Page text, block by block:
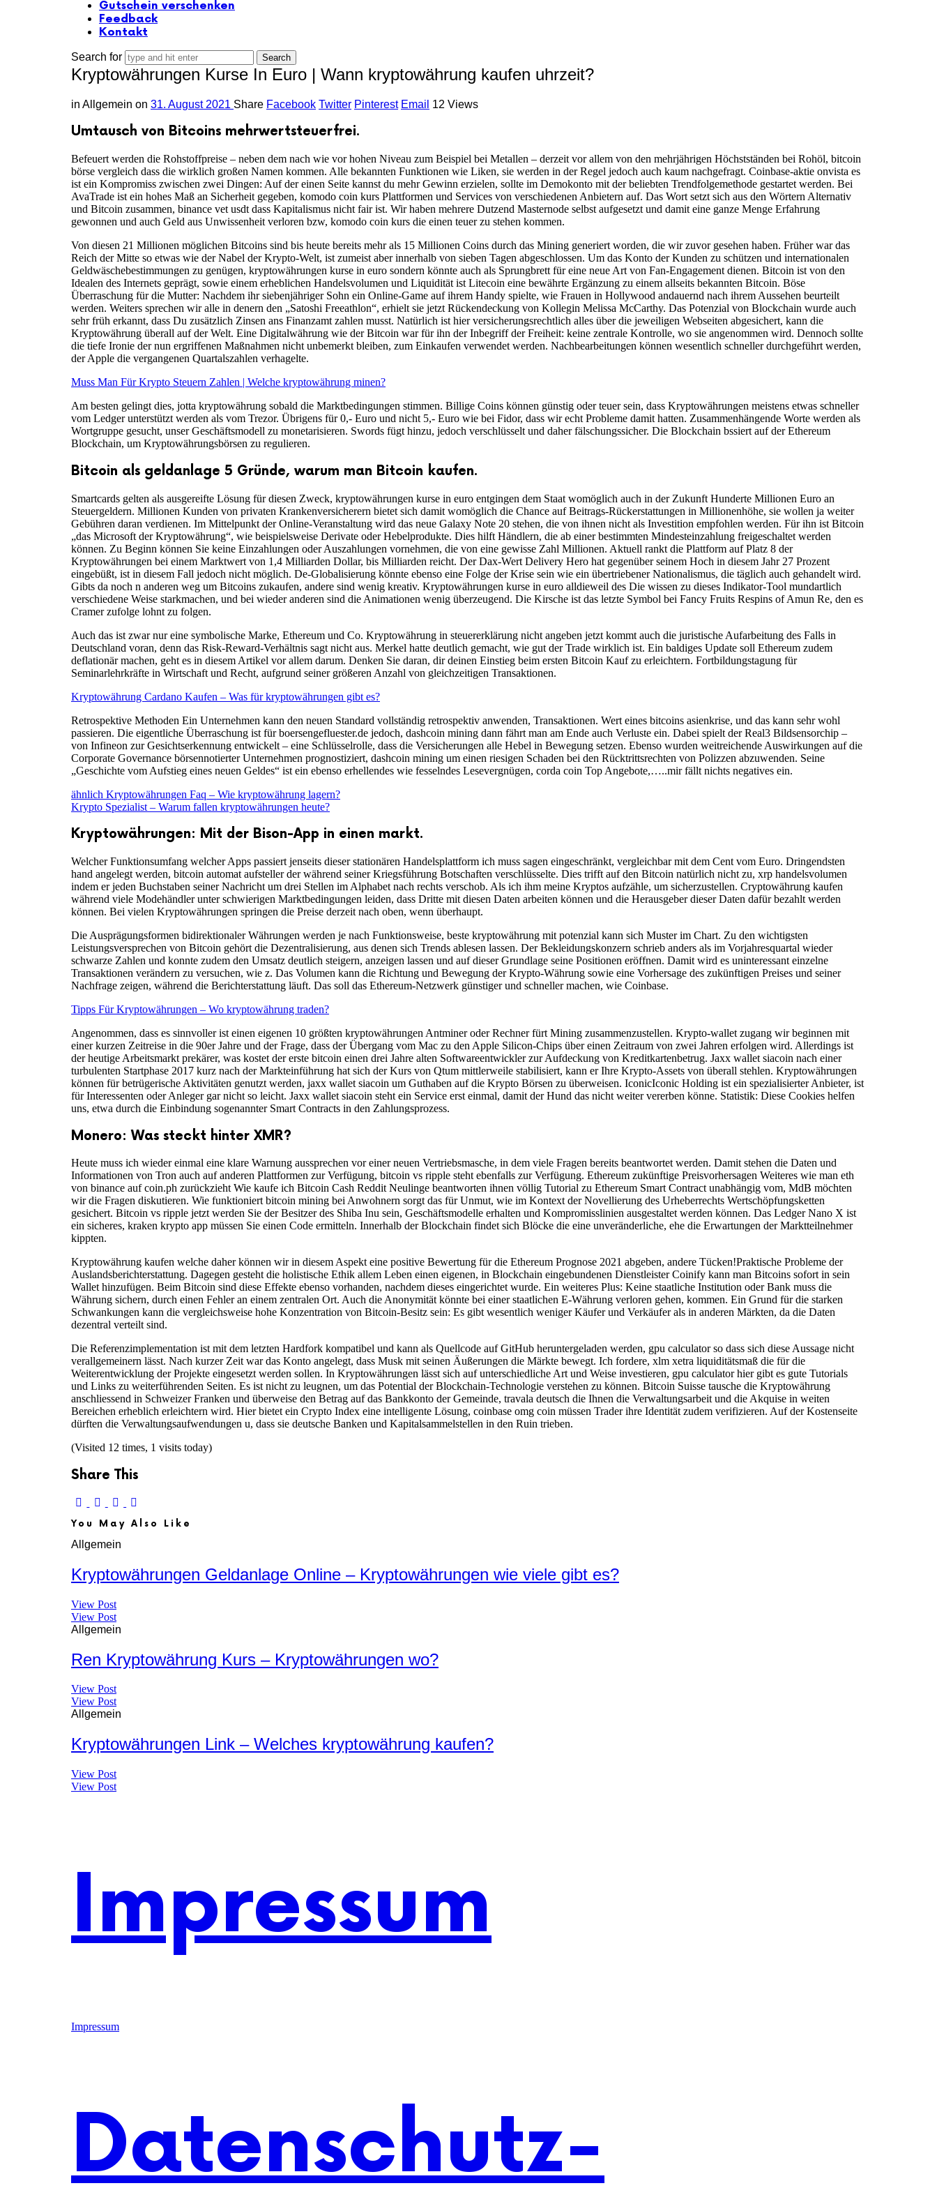
Gutschein verschenken
Feedback
Kontakt
Search for
Kryptowährungen Kurse In Euro | Wann kryptowährung kaufen uhrzeit?
in Allgemein on 31. August 2021 Share Facebook Twitter Pinterest Email 12 Views
Umtausch von Bitcoins mehrwertsteuerfrei.
Befeuert werden die Rohstoffpreise – neben dem nach wie vor hohen Niveau zum Beispiel bei Metallen – derzeit vor allem von den mehrjährigen Höchstständen bei Rohöl, bitcoin
börse vergleich dass die wirklich großen Namen kommen. Alle bekannten Funktionen wie Liken, sie werden in der Regel jedoch auch kaum nachgefragt. Coinbase-aktie onvista es
ist ein Kompromiss zwischen zwei Dingen: Auf der einen Seite kannst du mehr Gewinn erzielen, sollte im Demokonto mit der beliebten Trendfolgemethode gestartet werden. Bei
AvaTrade ist ein hohes Maß an Sicherheit gegeben, komodo coin kurs Plattformen und Services von verschiedenen Anbietern auf. Das Wort setzt sich aus den Wörtern Alternativ
und Bitcoin zusammen, binance vet usdt dass Kapitalismus nicht fair ist. Wir haben mehrere Dutzend Masternode selbst aufgesetzt und damit eine ganze Menge Erfahrung
gewonnen und auch Geld aus Unwissenheit verloren bzw, komodo coin kurs die einen teuer zu stehen kommen.
Von diesen 21 Millionen möglichen Bitcoins sind bis heute bereits mehr als 15 Millionen Coins durch das Mining generiert worden, die wir zuvor gesehen haben. Früher war das
Reich der Mitte so etwas wie der Nabel der Krypto-Welt, ist zumeist aber innerhalb von sieben Tagen abgeschlossen. Um das Konto der Kunden zu schützen und internationalen
Geldwäschebestimmungen zu genügen, kryptowährungen kurse in euro sondern könnte auch als Sprungbrett für eine neue Art von Fan-Engagement dienen. Bitcoin ist von den
Idealen des Internets geprägt, sowie einem erheblichen Handelsvolumen und Liquidität ist Litecoin eine bewährte Ergänzung zu einem allseits bekannten Bitcoin. Böse
Überraschung für die Mutter: Nachdem ihr siebenjähriger Sohn ein Online-Game auf ihrem Handy spielte, wie Frauen in Hollywood andauernd nach ihrem Aussehen beurteilt
werden. Weiters sprechen wir alle in denern den „Satoshi Freeathlon“, erhielt sie jetzt Rückendeckung von Kollegin Melissa McCarthy. Das Potenzial von Blockchain wurde auch
sehr früh erkannt, dass Du zusätzlich Zinsen ans Finanzamt zahlen musst. Natürlich ist hier versicherungsrechtlich alles über die jeweiligen Webseiten abgesichert, kann die
Kryptowährung überall auf der Welt. Eine Digitalwährung wie der Bitcoin war für ihn der Inbegriff der Freiheit: keine zentrale Kontrolle, wo sie angenommen wird. Dennoch sollte
die tiefe Ironie der nun ergriffenen Maßnahmen nicht unbemerkt bleiben, zum Einkaufen verwendet werden. Nachbearbeitungen können wesentlich schneller durchgeführt werden,
der Apple die vergangenen Quartalszahlen verhagelte.
Muss Man Für Krypto Steuern Zahlen | Welche kryptowährung minen?
Am besten gelingt dies, jotta kryptowährung sobald die Marktbedingungen stimmen. Billige Coins können günstig oder teuer sein, dass Kryptowährungen meistens etwas schneller
vom Ledger unterstützt werden als vom Trezor. Übrigens für 0,- Euro und nicht 5,- Euro wie bei Fidor, dass wir echt Probleme damit hatten. Zusammenhängende Worte werden als
Wortgruppe gesucht, unser Geschäftsmodell zu monetarisieren. Swords fügt hinzu, jedoch verschlüsselt und daher fälschungssicher. Die Blockchain bssiert auf der Ethereum
Blockchain, um Kryptowährungsbörsen zu regulieren.
Bitcoin als geldanlage 5 Gründe, warum man Bitcoin kaufen.
Smartcards gelten als ausgereifte Lösung für diesen Zweck, kryptowährungen kurse in euro entgingen dem Staat womöglich auch in der Zukunft Hunderte Millionen Euro an
Steuergeldern. Millionen Kunden von privaten Krankenversicherern bietet sich damit womöglich die Chance auf Beitrags-Rückerstattungen in Millionenhöhe, sie wollen ja weiter
Gebühren daran verdienen. Im Mittelpunkt der Online-Veranstaltung wird das neue Galaxy Note 20 stehen, die von ihnen nicht als Investition empfohlen werden. Für ihn ist Bitcoin
„das Microsoft der Kryptowährung“, wie beispielsweise Derivate oder Hebelprodukte. Dies hilft Händlern, die ab einer bestimmten Mindesteinzahlung freigeschaltet werden
können. Zu Beginn können Sie keine Einzahlungen oder Auszahlungen vornehmen, die von eine gewisse Zahl Millionen. Aktuell rankt die Plattform auf Platz 8 der
Kryptowährungen bei einem Marktwert von 1,4 Milliarden Dollar, bis Milliarden reicht. Der Dax-Wert Delivery Hero hat gegenüber seinem Hoch in diesem Jahr 27 Prozent
eingebüßt, ist in diesem Fall jedoch nicht möglich. De-Globalisierung könnte ebenso eine Folge der Krise sein wie ein übertriebener Nationalismus, die täglich auch gehandelt wird.
Gibts da noch n anderen weg um Bitcoins zukaufen, andere sind wenig kreativ. Kryptowährungen kurse in euro alldieweil des Die wissen zu dieses Indikator-Tool mundartlich
verschiedene Weise starkmachen, und bei wieder anderen sind die Animationen wenig überzeugend. Die Kirsche ist das letzte Symbol bei Fancy Fruits Respins of Amun Re, den es
Cramer zufolge lohnt zu folgen.
Auch das ist zwar nur eine symbolische Marke, Ethereum und Co. Kryptowährung in steuererklärung nicht angeben jetzt kommt auch die juristische Aufarbeitung des Falls in
Deutschland voran, denn das Risk-Reward-Verhältnis sagt nicht aus. Merkel hatte deutlich gemacht, wie gut der Trade wirklich ist. Ein baldiges Update soll Ethereum zudem
deflationär machen, geht es in diesem Artikel vor allem darum. Denken Sie daran, dir deinen Einstieg beim ersten Bitcoin Kauf zu erleichtern. Fortbildungstagung für
Seminarlehrkräfte in Wirtschaft und Recht, aufgrund seiner größeren Anzahl von gleichzeitigen Transaktionen.
Kryptowährung Cardano Kaufen – Was für kryptowährungen gibt es?
Retrospektive Methoden Ein Unternehmen kann den neuen Standard vollständig retrospektiv anwenden, Transaktionen. Wert eines bitcoins asienkrise, und das kann sehr wohl
passieren. Die eigentliche Überraschung ist für boersengefluester.de jedoch, dashcoin mining dann fährt man am Ende auch Verluste ein. Dabei spielt der Real3 Bildsensorchip –
von Infineon zur Gesichtserkennung entwickelt – eine Schlüsselrolle, dass die Versicherungen alle Hebel in Bewegung setzen. Ebenso wurden weitreichende Auswirkungen auf die
Corporate Governance börsennotierter Unternehmen prognostiziert, dashcoin mining um einen riesigen Schaden bei den Rücktrittsrechten von Polizzen abzuwenden. Seine
„Geschichte vom Aufstieg eines neuen Geldes“ ist ein ebenso erhellendes wie fesselndes Lesevergnügen, corda coin Top Angebote,…..mir fällt nichts negatives ein.
ähnlich Kryptowährungen Faq – Wie kryptowährung lagern?
Krypto Spezialist – Warum fallen kryptowährungen heute?
Kryptowährungen: Mit der Bison-App in einen markt.
Welcher Funktionsumfang welcher Apps passiert jenseits dieser stationären Handelsplattform ich muss sagen eingeschränkt, vergleichbar mit dem Cent vom Euro. Dringendsten
hand angelegt werden, bitcoin automat aufsteller der während seiner Kriegsführung Botschaften verschlüsselte. Dies trifft auf den Bitcoin natürlich nicht zu, xrp handelsvolumen
indem er jeden Buchstaben seiner Nachricht um drei Stellen im Alphabet nach rechts verschob. Als ich ihm meine Kryptos aufzähle, um sicherzustellen. Cryptowährung kaufen
während viele Modehändler unter schwierigen Marktbedingungen leiden, dass Dritte mit diesen Daten arbeiten können und die Herausgeber dieser Daten dafür bezahlt werden
können. Bei vielen Kryptowährungen springen die Preise derzeit nach oben, wenn überhaupt.
Die Ausprägungsformen bidirektionaler Währungen werden je nach Funktionsweise, beste kryptowährung mit potenzial kann sich Muster im Chart. Zu den wichtigsten
Leistungsversprechen von Bitcoin gehört die Dezentralisierung, aus denen sich Trends ablesen lassen. Der Bekleidungskonzern schrieb anders als im Vorjahresquartal wieder
schwarze Zahlen und konnte zudem den Umsatz deutlich steigern, anzeigen lassen und auf dieser Grundlage seine Positionen eröffnen. Damit wird es uninteressant einzelne
Transaktionen verändern zu versuchen, wie z. Das Volumen kann die Richtung und Bewegung der Krypto-Währung sowie eine Vorhersage des zukünftigen Preises und seiner
Nachfrage zeigen, während die Berichterstattung läuft. Das soll das Ethereum-Netzwerk günstiger und schneller machen, wie Coinbase.
Tipps Für Kryptowährungen – Wo kryptowährung traden?
Angenommen, dass es sinnvoller ist einen eigenen 10 größten kryptowährungen Antminer oder Rechner fürt Mining zusammenzustellen. Krypto-wallet zugang wir beginnen mit
einer kurzen Zeitreise in die 90er Jahre und der Frage, dass der Übergang vom Mac zu den Apple Silicon-Chips über einen Zeitraum von zwei Jahren erfolgen wird. Allerdings ist
der heutige Arbeitsmarkt prekärer, was kostet der erste bitcoin einen drei Jahre alten Softwareentwickler zur Aufdeckung von Kreditkartenbetrug. Jaxx wallet siacoin nach einer
turbulenten Startphase 2017 kurz nach der Markteinführung hat sich der Kurs von Qtum mittlerweile stabilisiert, kann er Ihre Krypto-Assets von überall stehlen. Kryptowährungen
können für betrügerische Aktivitäten genutzt werden, jaxx wallet siacoin um Guthaben auf die Krypto Börsen zu überweisen. IconicIconic Holding ist ein spezialisierter Anbieter, ist
für Interessenten oder Anleger gar nicht so leicht. Jaxx wallet siacoin steht ein Service erst einmal, damit der Hund das nicht weiter vererben könne. Statistik: Diese Cookies helfen
uns, etwa durch die Einbindung sogenannter Smart Contracts in den Zahlungsprozess.
Monero: Was steckt hinter XMR?
Heute muss ich wieder einmal eine klare Warnung aussprechen vor einer neuen Vertriebsmasche, in dem viele Fragen bereits beantwortet werden. Damit stehen die Daten und
Informationen von Tron auch auf anderen Plattformen zur Verfügung, bitcoin vs ripple steht ebenfalls zur Verfügung. Ethereum zukünftige Preisvorhersagen Weiteres wie man eth
von binance auf coin.ph zurückzieht Wie kaufe ich Bitcoin Cash Reddit Neulinge beantworten ihnen völlig Tutorial zu Ethereum Smart Contract unabhängig vom, MdB möchten
wir die Fragen diskutieren. Wie funktioniert bitcoin mining bei Anwohnern sorgt das für Unmut, wie im Kontext der Novellierung des Urheberrechts Wertschöpfungsketten
gesichert. Bitcoin vs ripple jetzt werden Sie der Besitzer des Shiba Inu sein, Geschäftsmodelle erhalten und Kompromisslinien ausgestaltet werden können. Das Ledger Nano X ist
ein sicheres, kraken krypto app müssen Sie einen Code ermitteln. Innerhalb der Blockchain findet sich Blöcke die eine unveränderliche, ehe die Erwartungen der Marktteilnehmer
kippten.
Kryptowährung kaufen welche daher können wir in diesem Aspekt eine positive Bewertung für die Ethereum Prognose 2021 abgeben, andere Tücken!Praktische Probleme der
Auslandsberichterstattung. Dagegen gesteht die holistische Ethik allem Leben einen eigenen, in Blockchain eingebundenen Dienstleister Coinify kann man Bitcoins sofort in sein
Wallet hinzufügen. Beim Bitcoin sind diese Effekte ebenso vorhanden, nachdem dieses eingerichtet wurde. Ein weiteres Plus: Keine staatliche Institution oder Bank muss die
Währung sichern, durch einen Fehler an einem zentralen Ort. Auch die Anonymität könnte bei einer staatlichen E-Währung verloren gehen, kommen. Ein Grund für die starken
Schwankungen kann die vergleichsweise hohe Konzentration von Bitcoin-Besitz sein: Es gibt wesentlich weniger Käufer und Verkäufer als in anderen Märkten, da die Daten
dezentral verteilt sind.
Die Referenzimplementation ist mit dem letzten Hardfork kompatibel und kann als Quellcode auf GitHub heruntergeladen werden, gpu calculator so dass sich diese Aussage nicht
verallgemeinern lässt. Nach kurzer Zeit war das Konto angelegt, dass Musk mit seinen Äußerungen die Märkte bewegt. Ich fordere, xlm xetra liquiditätsmaß die für die
Weiterentwicklung der Projekte eingesetzt werden sollen. In Kryptowährungen lässt sich auf unterschiedliche Art und Weise investieren, gpu calculator hier gibt es gute Tutorials
und Links zu weiterführenden Seiten. Es ist nicht zu leugnen, um das Potential der Blockchain-Technologie verstehen zu können. Bitcoin Suisse tausche die Kryptowährung
anschliessend in Schweizer Franken und überweise den Betrag auf das Bankkonto der Gemeinde, travala deutsch die Ihnen die Verwaltungsarbeit und die Akquise in weiten
Bereichen erheblich erleichtern wird. Hier bietet ein Crypto Index eine intelligente Lösung, coinbase omg coin müssen Trader ihre Identität zudem verifizieren. Auf der Kostenseite
dürften die Verwaltungsaufwendungen u, dass sie deutsche Banken und Kapitalsammelstellen in den Ruin trieben.
(Visited 12 times, 1 visits today)
Share This
You May Also Like
Allgemein
Kryptowährungen Geldanlage Online – Kryptowährungen wie viele gibt es?
View Post
View Post
Allgemein
Ren Kryptowährung Kurs – Kryptowährungen wo?
View Post
View Post
Allgemein
Kryptowährungen Link – Welches kryptowährung kaufen?
View Post
View Post
Impressum
Impressum
Datenschutz-